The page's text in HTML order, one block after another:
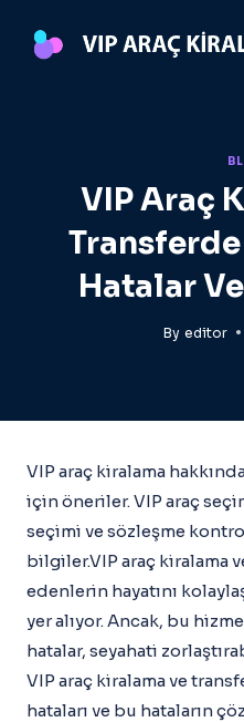
VIP Araç
Transferde
Hatalar
By editor
VIP araç kiralama
için öneriler. VIP araç
seçimi ve sözleşme
bilgiler.VIP araç kiralama
edenlerin hayatını
yer alıyor. Ancak, bu
hatalar, seyahati
VIP araç kiralama ve
hataları ve bu hataların